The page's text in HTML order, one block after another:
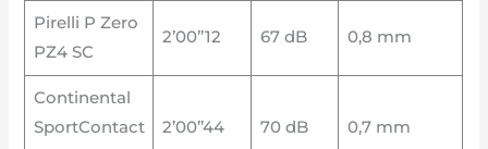
Pirelli P Zero
PZ4 SC
2’00’’12 67 dB 0,8 mm
Continental
SportContact
2’00’’44 70 dB 0,7 mm